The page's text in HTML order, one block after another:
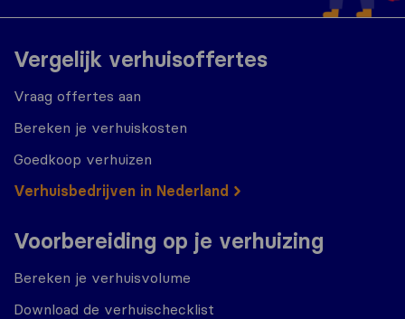
Vergelijk verhuisoffertes
Vraag offertes aan
Bereken je verhuiskosten
Goedkoop verhuizen
Verhuisbedrijven in Nederland
Voorbereiding op je verhuizing
Bereken je verhuisvolume
Download de verhuischecklist